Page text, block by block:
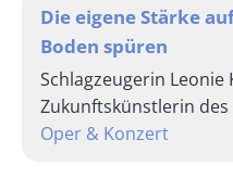
Die eigene Stärke
Boden spüren
Schlagzeugerin Leonie
Zukunftskünstlerin
Oper & Konzert